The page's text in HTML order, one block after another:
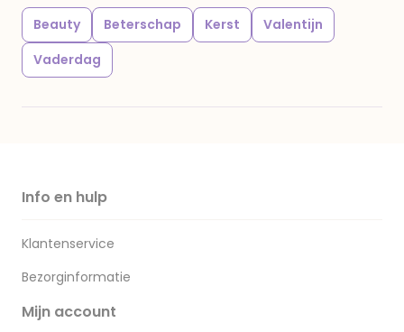
Beauty Beterschap Kerst
Valentijn
Vaderdag
Info en hulp
Klantenservice
Bezorginformatie
Mijn account